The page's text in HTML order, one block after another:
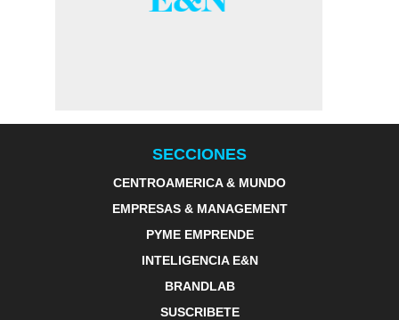
SECCIONES
CENTROAMERICA & MUNDO
EMPRESAS & MANAGEMENT
PYME EMPRENDE
INTELIGENCIA E&N
BRANDLAB
SUSCRIBETE